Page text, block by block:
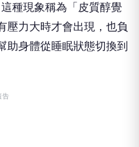
種現象稱為「皮質醇覺
壓力大時才會出現，也負
助身體從睡眠狀態切換到
告